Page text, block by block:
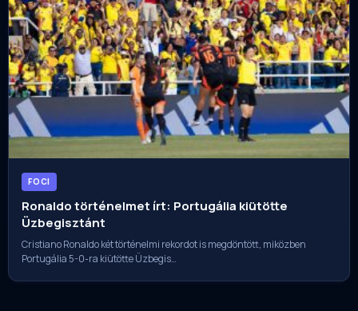
FOCI
Ronaldo történelmet írt: Portugália kiütötte
Üzbegisztánt
Cristiano Ronaldo két történelmi rekordot is megdöntött, miközben
Portugália 5-0-ra kiütötte Üzbegis…